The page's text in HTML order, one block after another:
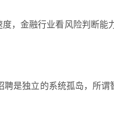
，金融行业看风险判断
是独立的系统孤岛，所